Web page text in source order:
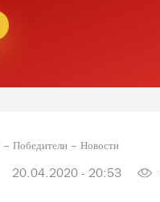
Победители Новости
20.04.2020 - 20:53